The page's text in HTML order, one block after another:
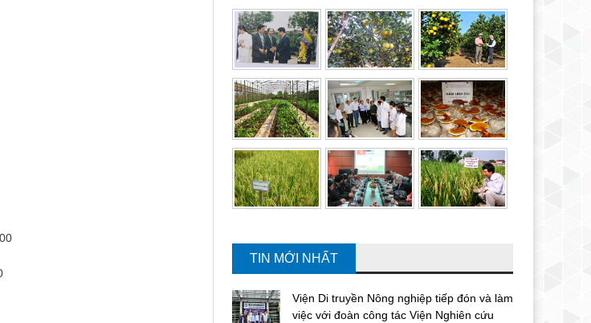
TIN MỚI NHẤT
Viện Di truyền Nông nghiệp tiếp đón và làm
việc với đoàn công tác Viện Nghiên cứu